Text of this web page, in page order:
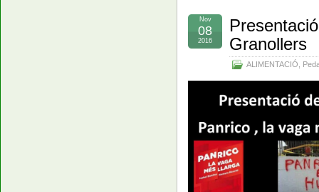
Granollers
ALIMENTACIÓ
Nov
08
2016